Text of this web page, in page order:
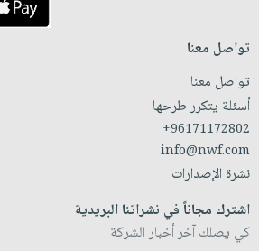
تواصل معنا
تواصل معنا
أسئلة يتكرر طرحها
+96171172802
info@nwf.com
نشرة الإصدارات
اشترك مجاناً في نشراتنا البريدية
كي يصلك آخر أخبار الشركة